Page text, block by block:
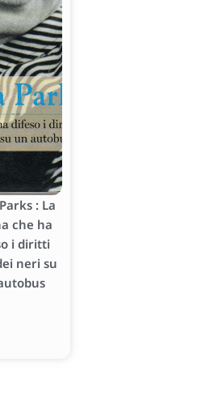
: La
che ha
i diritti
neri su